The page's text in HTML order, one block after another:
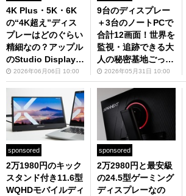
4K Plus・5K・6K
の“4K超え”ディス
プレーはどのぐらい
精細なの？アップル
のStudio Displayよ
りもはるかに安いモ
デルで比較してみた
2026年06月06日 10:00
9台のディスプレー
＋3台のノートPCで
合計12画面！世界を
監視・追跡できる大
人の秘密基地ごっこ
をご覧あれ
2026年05月31日 10:00
sponsored
2万1980円のキック
スタンド付き11.6型
WQHDモバイルディ
sponsored
2万2980円と最安級
の24.5型ゲーミング
ディスプレーなの